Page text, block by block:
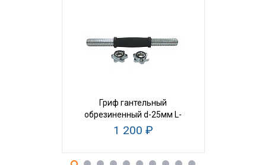
Гриф гантельный
обрезиненный d-25мм L-
41см
1 200 ₽